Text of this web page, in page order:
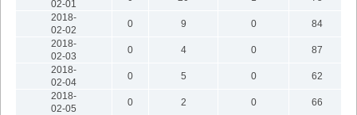
02-01
2018-
02-02
0 9 0
84
2018-
02-03
0 4 0
87
2018-
02-04
0 5 0
62
2018-
02-05
0 2 0
66